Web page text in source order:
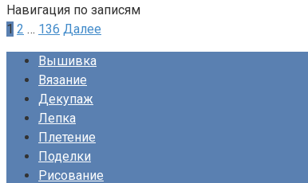
Навигация по записям
1 2 … 136 Далее
Вышивка
Вязание
Декупаж
Лепка
Плетение
Поделки
Рисование